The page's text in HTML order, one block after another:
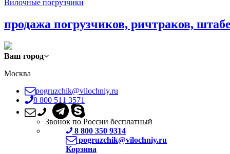
Вилочные погрузчики
продажа погрузчиков, ричтраков,
Ваш город
Москва
pogruzchik@vilochniy.ru
8 800 511 3571
Звонок по России бесплатный
8 800 350 9314
pogruzchik@vilochniy.ru
Корзина